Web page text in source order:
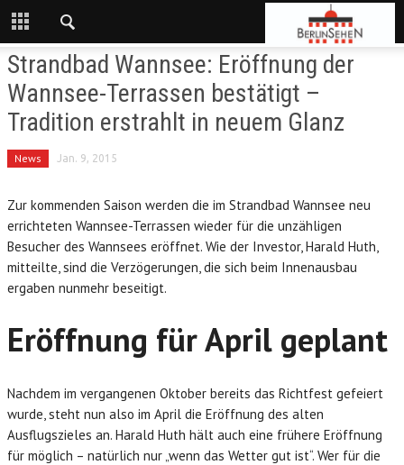
Strandbad Wannsee: Eröffnung der
Wannsee-Terrassen bestätigt –
Tradition erstrahlt in neuem Glanz
News Jan. 9, 2015
Zur kommenden Saison werden die im Strandbad Wannsee neu
errichteten Wannsee-Terrassen wieder für die unzähligen
Besucher des Wannsees eröffnet. Wie der Investor, Harald Huth,
mitteilte, sind die Verzögerungen, die sich beim Innenausbau
ergaben nunmehr beseitigt.
Eröffnung für April geplant
Nachdem im vergangenen Oktober bereits das Richtfest gefeiert
wurde, steht nun also im April die Eröffnung des alten
Ausflugszieles an. Harald Huth hält auch eine frühere Eröffnung
für möglich – natürlich nur „wenn das Wetter gut ist“. Wer für die